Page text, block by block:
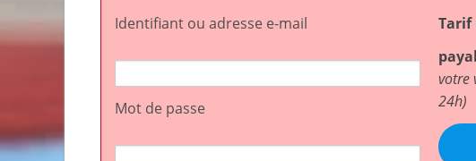
Identifiant ou adresse e-mail
Mot de passe
Tarif
votre
24h)